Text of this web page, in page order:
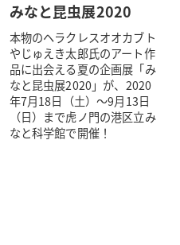
みなと昆虫展2020
本物のヘラクレスオオカブト
やじゅえき太郎氏のアート作
品に出会える夏の企画展「み
なと昆虫展2020」が、2020
年7月18日（土）～9月13日
（日）まで虎ノ門の港区立み
なと科学館で開催！